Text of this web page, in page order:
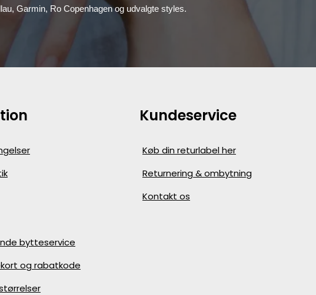
Garmin, Ro Copenhagen og udvalgte styles.
bytteservice
og rabatkode
Kundeservice
Køb din returlabel her
Returnering & ombytning
Kontakt os